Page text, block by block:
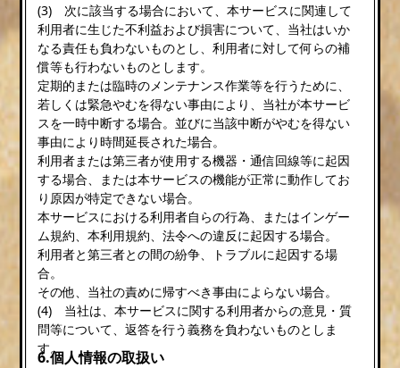
(3) 次に該当する場合において、本サービスに関連して
利用者に生じた不利益および損害について、当社はいか
なる責任も負わないものとし、利用者に対して何らの補
償等も行わないものとします。
定期的または臨時のメンテナンス作業等を行うために、
若しくは緊急やむを得ない事由により、当社が本サービ
スを一時中断する場合。並びに当該中断がやむを得ない
事由により時間延長された場合。
利用者または第三者が使用する機器・通信回線等に起因
する場合、または本サービスの機能が正常に動作してお
り原因が特定できない場合。
本サービスにおける利用者自らの行為、またはインゲー
ム規約、本利用規約、法令への違反に起因する場合。
利用者と第三者との間の紛争、トラブルに起因する場
合。
その他、当社の責めに帰すべき事由によらない場合。
(4) 当社は、本サービスに関する利用者からの意見・質
問等について、返答を行う義務を負わないものとしま
す。
6.個人情報の取扱い